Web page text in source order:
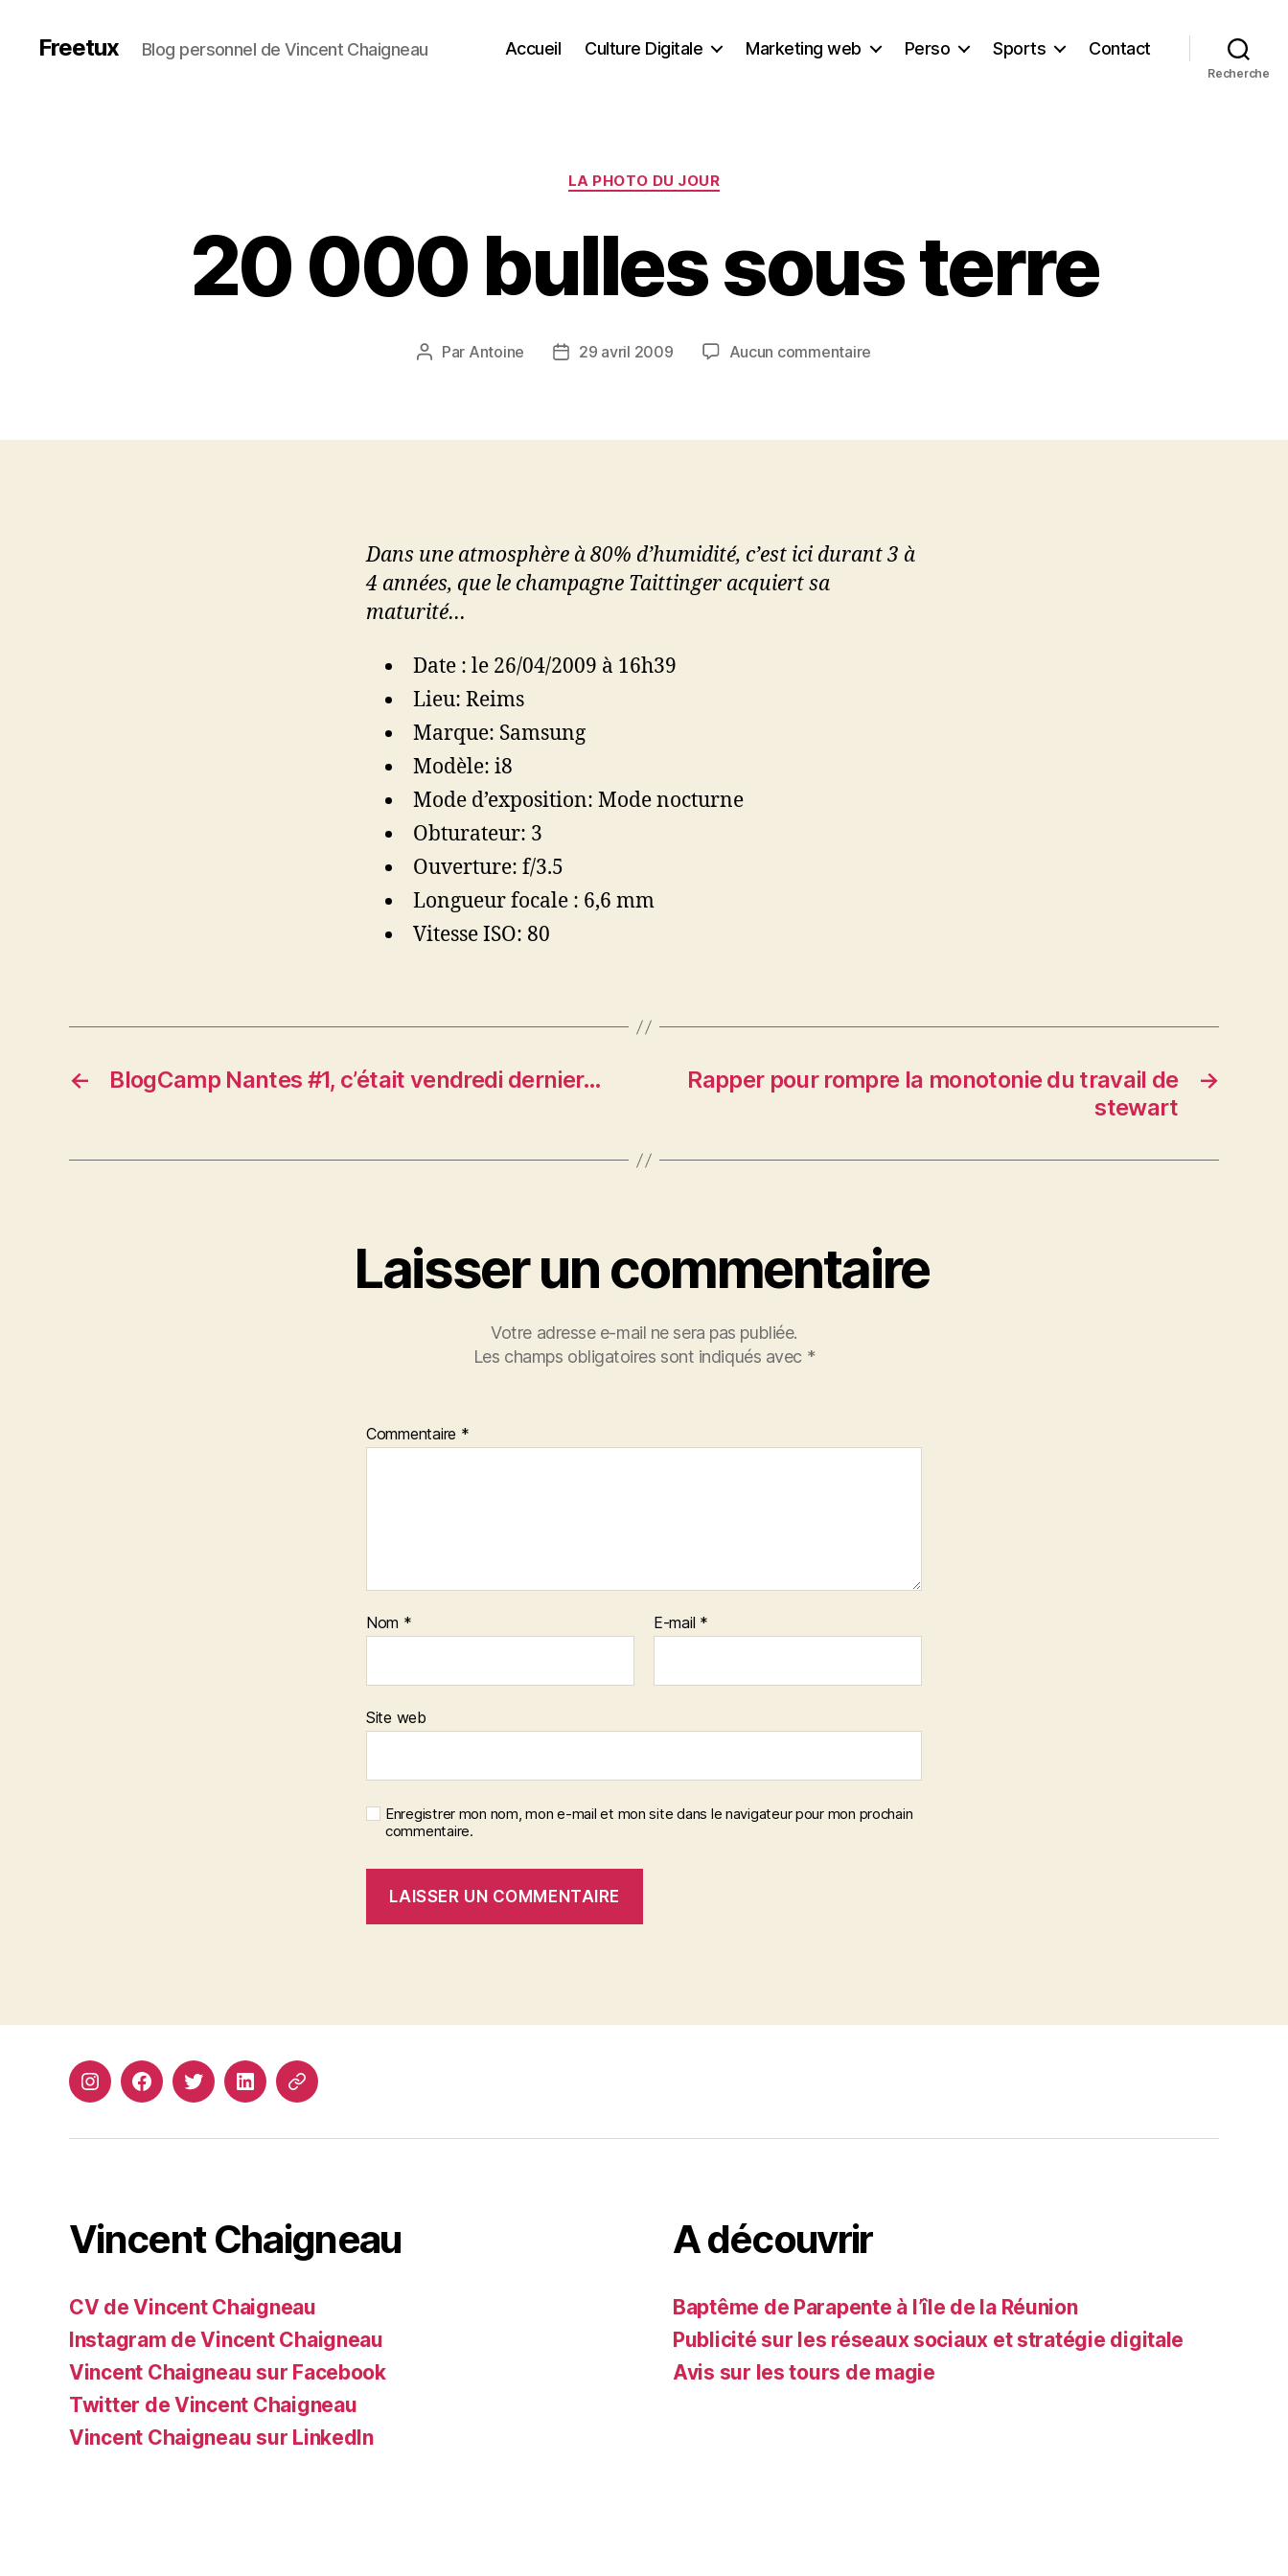
Freetux Blog personnel de Vincent Chaigneau Accueil Culture Digitale Marketing web Perso Sports Contact
Recherche
Catégories
LA PHOTO DU JOUR
20 000 bulles sous terre
Auteur
Par Antoine
Date29 avril 2009 Aucun commentairesur
sous
Dans une atmosphère à 80% d’humidité, c’est ici durant 3 à
4 années, que le champagne Taittinger acquiert sa
maturité…
Date : le 26/04/2009 à 16h39
Lieu: Reims
Marque: Samsung
Modèle: i8
Mode d’exposition: Mode nocturne
Obturateur: 3
Ouverture: f/3.5
Longueur focale : 6,6 mm
Vitesse ISO: 80
← BlogCamp Nantes #1, c’était vendredi dernier… →
Rapper pour rompre la monotonie du travail de
stewart
Laisser un commentaire
Votre adresse e-mail ne sera pas publiée.
Les champs obligatoires sont indiqués avec *
Commentaire *
Nom * E-mail *
Site web
Enregistrer mon nom, mon e-mail et mon site dans le navigateur pour mon prochain
commentaire.
InstagramFacebookTwitterLinkedinSite
Vincent Chaigneau
CV de Vincent Chaigneau
Instagram de Vincent Chaigneau
Vincent Chaigneau sur Facebook
Twitter de Vincent Chaigneau
Vincent Chaigneau sur LinkedIn
A découvrir
Baptême de Parapente à l’île de la Réunion
Publicité sur les réseaux sociaux et stratégie digitale
Avis sur les tours de magie